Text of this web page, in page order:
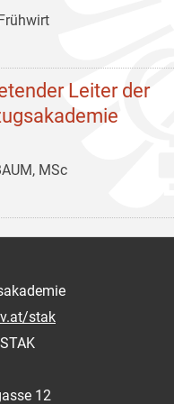
Leiter der
MSc
stak
12